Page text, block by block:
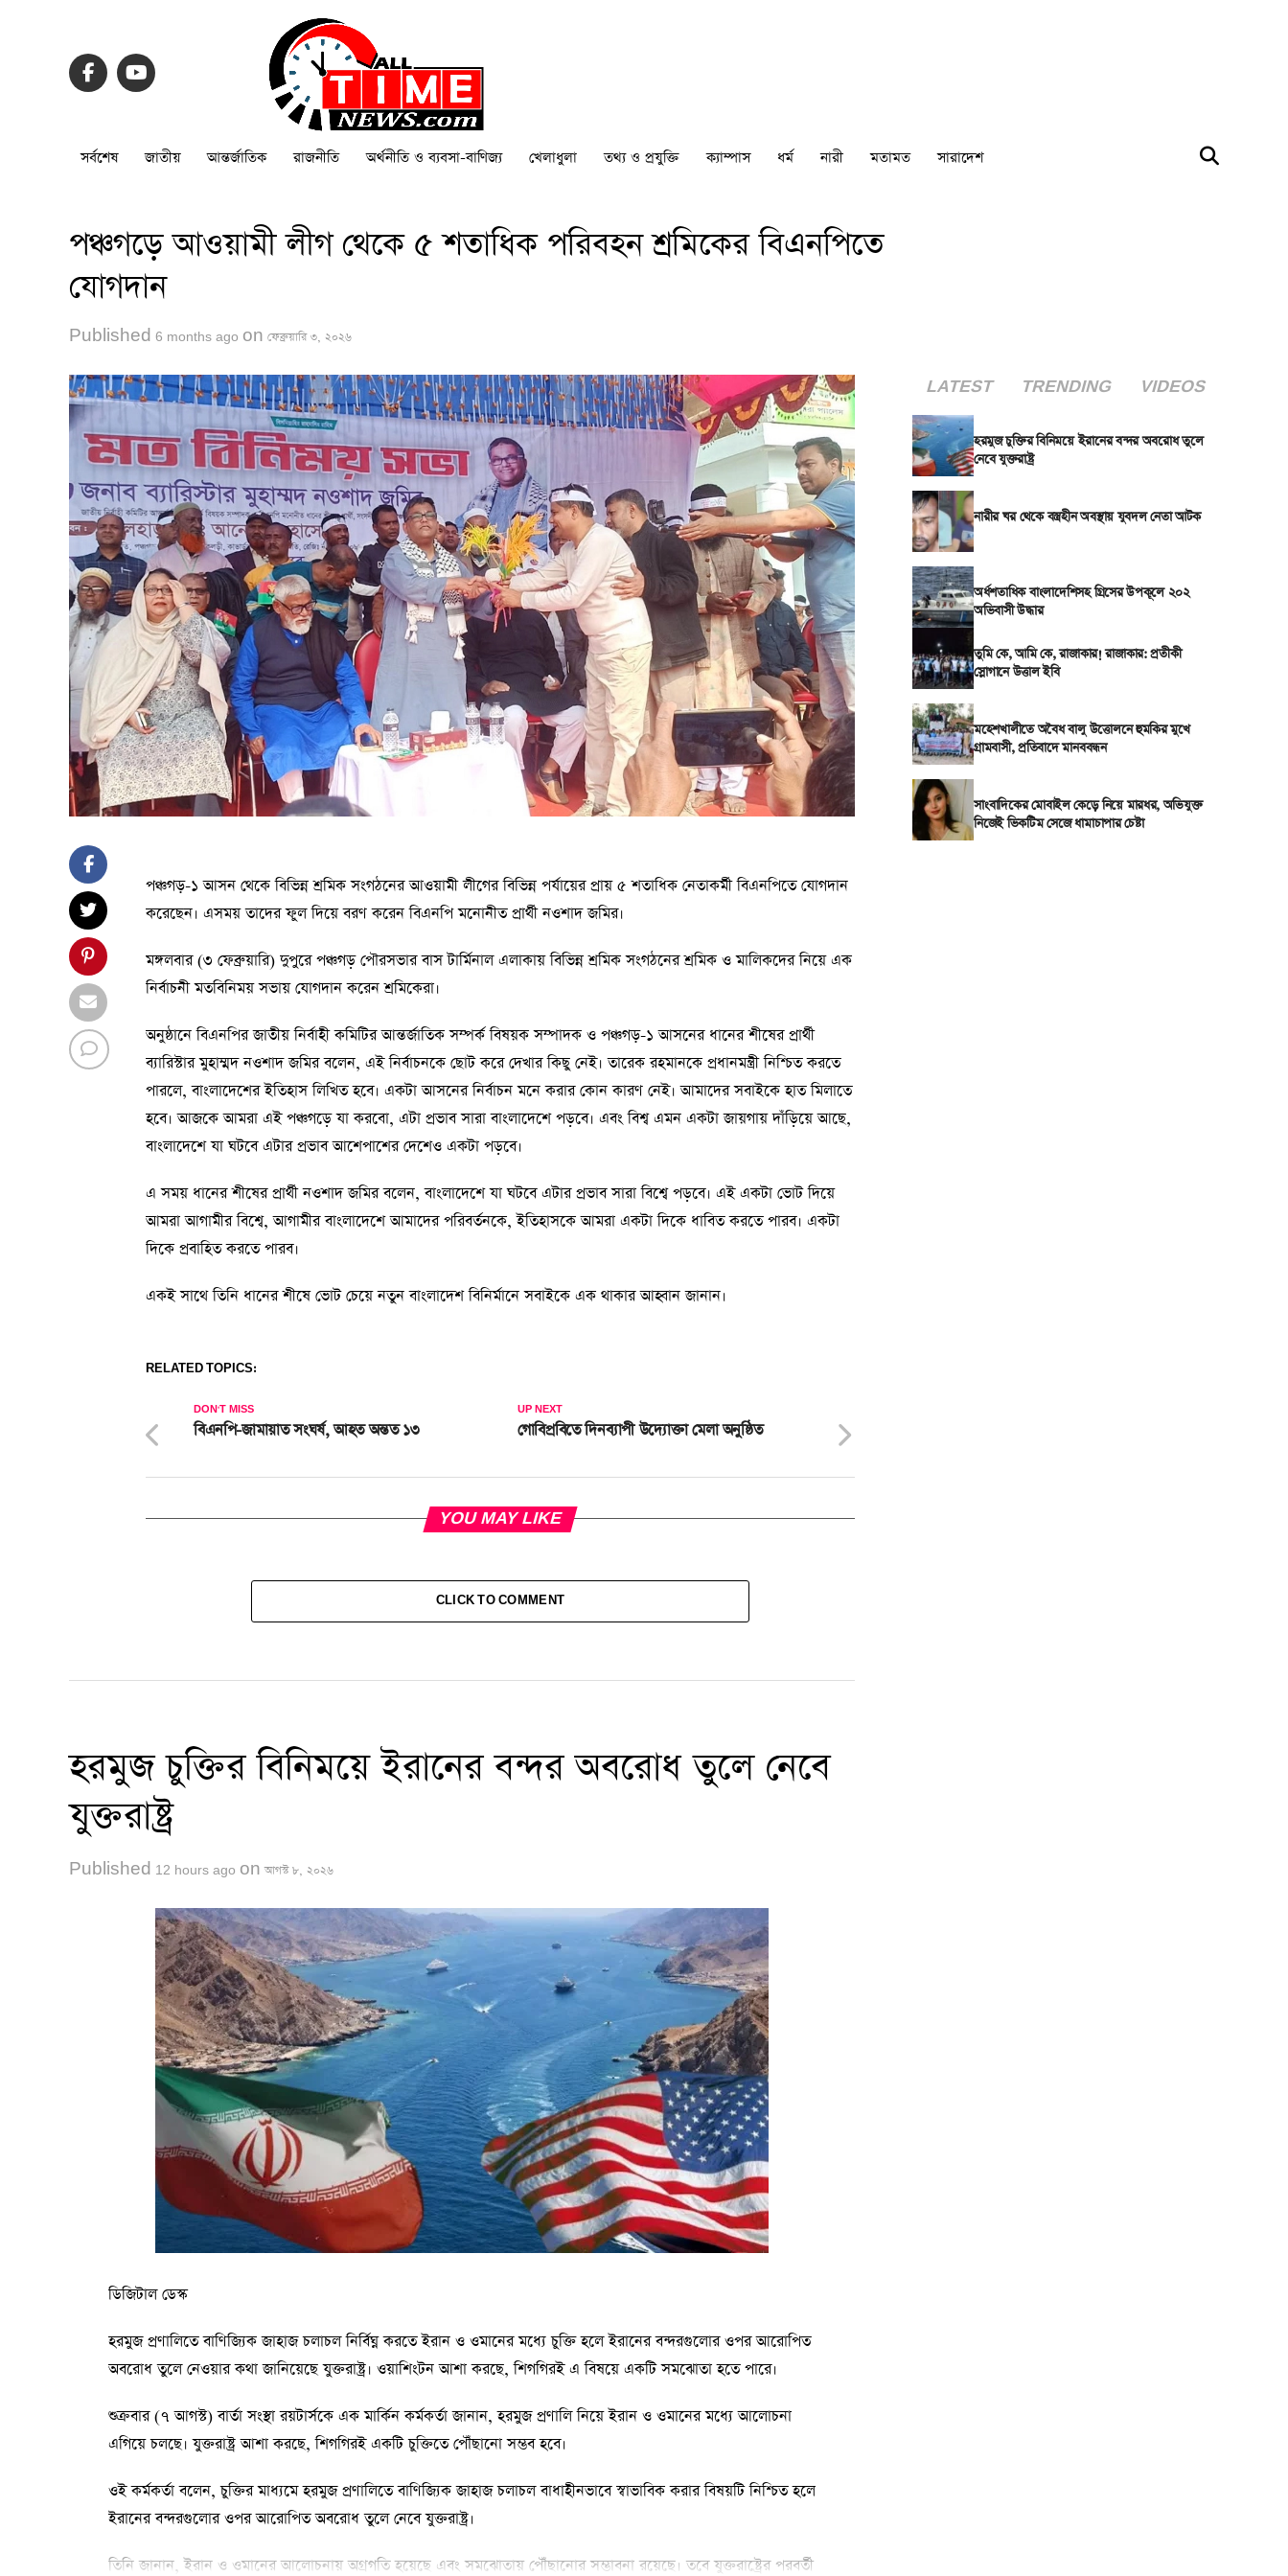
সর্বশেষ জাতীয় আন্তর্জাতিক রাজনীতি অর্থনীতি ও ব্যবসা-বাণিজ্য খেলাধুলা তথ্য ও প্রযুক্তি ক্যাম্পাস ধর্ম নারী মতামত সারাদেশ
পঞ্চগড়ে আওয়ামী লীগ থেকে ৫ শতাধিক পরিবহন শ্রমিকের বিএনপিতে
যোগদান
Published 6 months ago on ফেব্রুয়ারি ৩, ২০২৬
পঞ্চগড়-১ আসন থেকে বিভিন্ন শ্রমিক সংগঠনের আওয়ামী লীগের বিভিন্ন পর্যায়ের প্রায় ৫ শতাধিক নেতাকর্মী বিএনপিতে যোগদান
করেছেন। এসময় তাদের ফুল দিয়ে বরণ করেন বিএনপি মনোনীত প্রার্থী নওশাদ জমির।
মঙ্গলবার (৩ ফেব্রুয়ারি) দুপুরে পঞ্চগড় পৌরসভার বাস টার্মিনাল এলাকায় বিভিন্ন শ্রমিক সংগঠনের শ্রমিক ও মালিকদের নিয়ে এক
নির্বাচনী মতবিনিময় সভায় যোগদান করেন শ্রমিকেরা।
অনুষ্ঠানে বিএনপির জাতীয় নির্বাহী কমিটির আন্তর্জাতিক সম্পর্ক বিষয়ক সম্পাদক ও পঞ্চগড়-১ আসনের ধানের শীষের প্রার্থী
ব্যারিস্টার মুহাম্মদ নওশাদ জমির বলেন, এই নির্বাচনকে ছোট করে দেখার কিছু নেই। তারেক রহমানকে প্রধানমন্ত্রী নিশ্চিত করতে
পারলে, বাংলাদেশের ইতিহাস লিখিত হবে। একটা আসনের নির্বাচন মনে করার কোন কারণ নেই। আমাদের সবাইকে হাত মিলাতে
হবে। আজকে আমরা এই পঞ্চগড়ে যা করবো, এটা প্রভাব সারা বাংলাদেশে পড়বে। এবং বিশ্ব এমন একটা জায়গায় দাঁড়িয়ে আছে,
বাংলাদেশে যা ঘটবে এটার প্রভাব আশেপাশের দেশেও একটা পড়বে।
এ সময় ধানের শীষের প্রার্থী নওশাদ জমির বলেন, বাংলাদেশে যা ঘটবে এটার প্রভাব সারা বিশ্বে পড়বে। এই একটা ভোট দিয়ে
আমরা আগামীর বিশ্বে, আগামীর বাংলাদেশে আমাদের পরিবর্তনকে, ইতিহাসকে আমরা একটা দিকে ধাবিত করতে পারব। একটা
দিকে প্রবাহিত করতে পারব।
একই সাথে তিনি ধানের শীষে ভোট চেয়ে নতুন বাংলাদেশ বিনির্মানে সবাইকে এক থাকার আহ্বান জানান।
RELATED TOPICS:
UP NEXT
গোবিপ্রবিতে দিনব্যাপী উদ্যোক্তা মেলা অনুষ্ঠিত
DON'T MISS
বিএনপি-জামায়াত সংঘর্ষ, আহত অন্তত ১৩
YOU MAY LIKE
CLICK TO COMMENT
হরমুজ চুক্তির বিনিময়ে ইরানের বন্দর অবরোধ তুলে নেবে
যুক্তরাষ্ট্র
Published 12 hours ago on আগস্ট ৮, ২০২৬
ডিজিটাল ডেস্ক
হরমুজ প্রণালিতে বাণিজ্যিক জাহাজ চলাচল নির্বিঘ্ন করতে ইরান ও ওমানের মধ্যে চুক্তি হলে ইরানের বন্দরগুলোর ওপর আরোপিত
অবরোধ তুলে নেওয়ার কথা জানিয়েছে যুক্তরাষ্ট্র। ওয়াশিংটন আশা করছে, শিগগিরই এ বিষয়ে একটি সমঝোতা হতে পারে।
শুক্রবার (৭ আগস্ট) বার্তা সংস্থা রয়টার্সকে এক মার্কিন কর্মকর্তা জানান, হরমুজ প্রণালি নিয়ে ইরান ও ওমানের মধ্যে আলোচনা
এগিয়ে চলছে। যুক্তরাষ্ট্র আশা করছে, শিগগিরই একটি চুক্তিতে পৌঁছানো সম্ভব হবে।
ওই কর্মকর্তা বলেন, চুক্তির মাধ্যমে হরমুজ প্রণালিতে বাণিজ্যিক জাহাজ চলাচল বাধাহীনভাবে স্বাভাবিক করার বিষয়টি নিশ্চিত হলে
ইরানের বন্দরগুলোর ওপর আরোপিত অবরোধ তুলে নেবে যুক্তরাষ্ট্র।
তিনি জানান, ইরান ও ওমানের আলোচনায় অগ্রগতি হয়েছে এবং সমঝোতায় পৌঁছানোর সম্ভাবনা রয়েছে। তবে যুক্তরাষ্ট্রের পরবর্তী
LATEST TRENDING VIDEOS
হরমুজ চুক্তির বিনিময়ে ইরানের বন্দর অবরোধ তুলে
নেবে যুক্তরাষ্ট্র
নারীর ঘর থেকে বস্ত্রহীন অবস্থায় যুবদল নেতা আটক
অর্ধশতাধিক বাংলাদেশিসহ গ্রিসের উপকূলে ২০২
অভিবাসী উদ্ধার
তুমি কে, আমি কে, রাজাকার! রাজাকার: প্রতীকী
স্লোগানে উত্তাল ইবি
মহেশখালীতে অবৈধ বালু উত্তোলনে হুমকির মুখে
গ্রামবাসী, প্রতিবাদে মানববন্ধন
সাংবাদিকের মোবাইল কেড়ে নিয়ে মারধর, অভিযুক্ত
নিজেই ভিকটিম সেজে ধামাচাপার চেষ্টা